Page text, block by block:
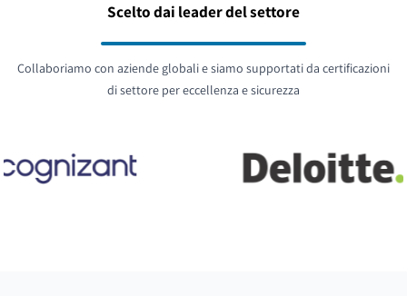
Scelto dai leader del settore
Collaboriamo con aziende globali e siamo supportati da certificazioni
di settore per eccellenza e sicurezza